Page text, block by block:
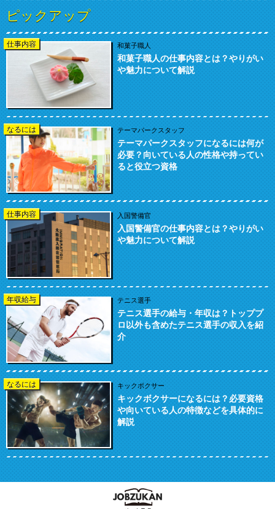
ピックアップ
仕事内容 和菓子職人
和菓子職人の仕事内容とは？やりがい
や魅力について解説
なるには テーマパークスタッフ
テーマパークスタッフになるには何が
必要？向いている人の性格や持ってい
ると役立つ資格
仕事内容 入国警備官
入国警備官の仕事内容とは？やりがい
や魅力について解説
年収給与 テニス選手
テニス選手の給与・年収は？トッププ
ロ以外も含めたテニス選手の収入を紹
介
なるには キックボクサー
キックボクサーになるには？必要資格
や向いている人の特徴などを具体的に
解説